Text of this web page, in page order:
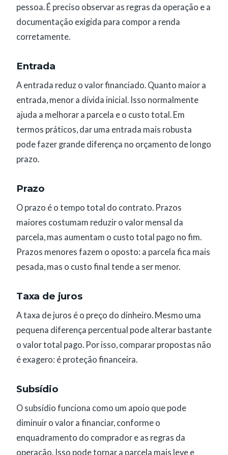
pessoa. É preciso observar as regras da operação e a
documentação exigida para compor a renda
corretamente.
Entrada
A entrada reduz o valor financiado. Quanto maior a
entrada, menor a dívida inicial. Isso normalmente
ajuda a melhorar a parcela e o custo total. Em
termos práticos, dar uma entrada mais robusta
pode fazer grande diferença no orçamento de longo
prazo.
Prazo
O prazo é o tempo total do contrato. Prazos
maiores costumam reduzir o valor mensal da
parcela, mas aumentam o custo total pago no fim.
Prazos menores fazem o oposto: a parcela fica mais
pesada, mas o custo final tende a ser menor.
Taxa de juros
A taxa de juros é o preço do dinheiro. Mesmo uma
pequena diferença percentual pode alterar bastante
o valor total pago. Por isso, comparar propostas não
é exagero: é proteção financeira.
Subsídio
O subsídio funciona como um apoio que pode
diminuir o valor a financiar, conforme o
enquadramento do comprador e as regras da
operação. Isso pode tornar a parcela mais leve e